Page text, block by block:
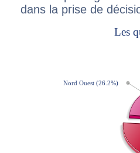
dans la prise de